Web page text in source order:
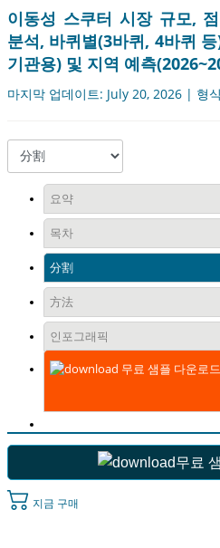
이동성 스쿠터 시장 규모,
분석, 바퀴별(3바퀴, 4바퀴
기관용) 및 지역 예측
마지막 업데이트: July 20, 2026 | 형
요약
목차
分割
方法
인포그래픽
무료 샘플 다운로드
무료
지금 구매